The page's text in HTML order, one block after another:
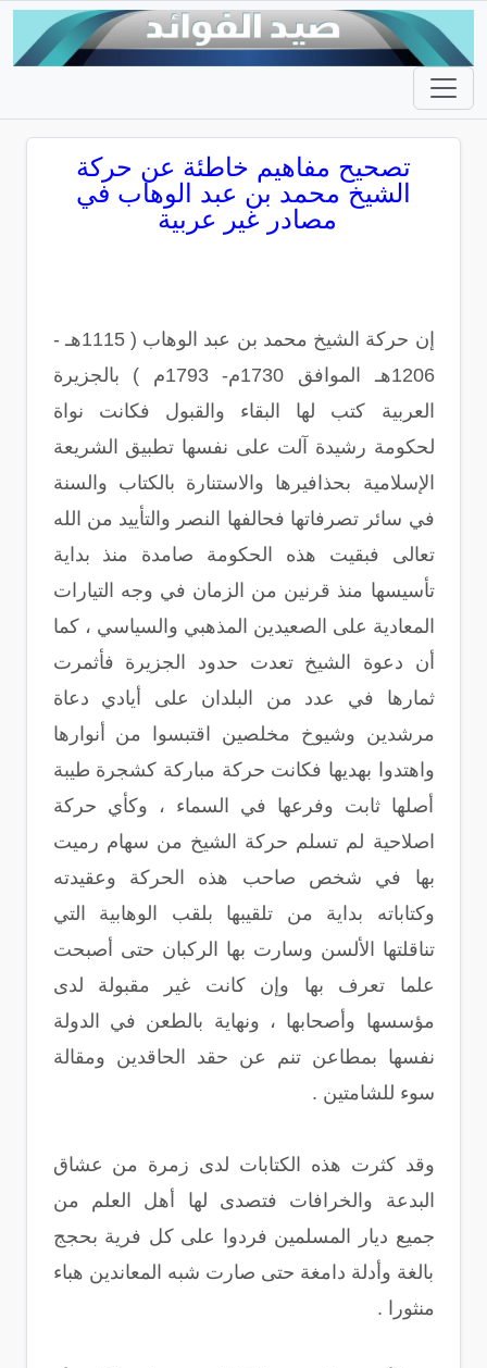
تصحيح مفاهيم خاطئة عن حركة
الشيخ محمد بن عبد الوهاب في
مصادر غير عربية
إن حركة الشيخ محمد بن عبد الوهاب ( 1115هـ -
1206هـ الموافق 1730م- 1793م ) بالجزيرة
العربية كتب لها البقاء والقبول فكانت نواة
لحكومة رشيدة آلت على نفسها تطبيق الشريعة
الإسلامية بحذافيرها والاستنارة بالكتاب والسنة
في سائر تصرفاتها فحالفها النصر والتأييد من الله
تعالى فبقيت هذه الحكومة صامدة منذ بداية
تأسيسها منذ قرنين من الزمان في وجه التيارات
المعادية على الصعيدين المذهبي والسياسي ، كما
أن دعوة الشيخ تعدت حدود الجزيرة فأثمرت
ثمارها في عدد من البلدان على أيادي دعاة
مرشدين وشيوخ مخلصين اقتبسوا من أنوارها
واهتدوا بهديها فكانت حركة مباركة كشجرة طيبة
أصلها ثابت وفرعها في السماء ، وكأي حركة
اصلاحية لم تسلم حركة الشيخ من سهام رميت
بها في شخص صاحب هذه الحركة وعقيدته
وكتاباته بداية من تلقيبها بلقب الوهابية التي
تناقلتها الألسن وسارت بها الركبان حتى أصبحت
علما تعرف بها وإن كانت غير مقبولة لدى
مؤسسها وأصحابها ، ونهاية بالطعن في الدولة
نفسها بمطاعن تنم عن حقد الحاقدين ومقالة
سوء للشامتين .
وقد كثرت هذه الكتابات لدى زمرة من عشاق
البدعة والخرافات فتصدى لها أهل العلم من
جميع ديار المسلمين فردوا على كل فرية بحجج
بالغة وأدلة دامغة حتى صارت شبه المعاندين هباء
منثورا .